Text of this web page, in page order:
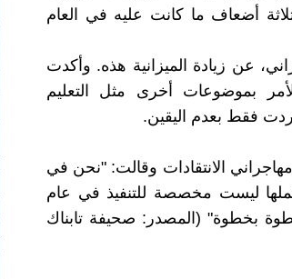
أضعاف ما كانت عليه في العام
عن زيادة الميزانية هذه. وأكدت
بموضوعات أخرى مثل التعليم
فقط بعدم اليقين.
مهاجراني الانتقادات وقالت: "نحن في
ليست مخصصة للتنفيذ في عام
بخطوة" (المصدر: صحيفة تابناك